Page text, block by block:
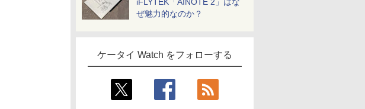
ぜ魅力的なのか？
ケータイ Watch をフォローする